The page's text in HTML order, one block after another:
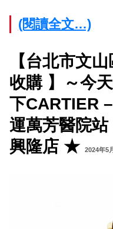
(閱讀全文…)
【台北市文
收購 】～今
下CARTIER
運萬芳醫院
興隆店 ★
2024年5